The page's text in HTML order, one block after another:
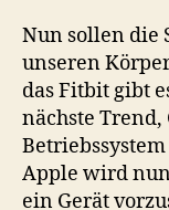
Nun sollen die
unseren
das Fitbit gibt
nächste Trend,
Apple wird
ein Gerät